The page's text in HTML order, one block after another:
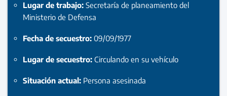
Lugar de trabajo: Secretaría de planeamiento del
Ministerio de Defensa
Fecha de secuestro: 09/09/1977
Lugar de secuestro: Circulando en su vehículo
Situación actual: Persona asesinada